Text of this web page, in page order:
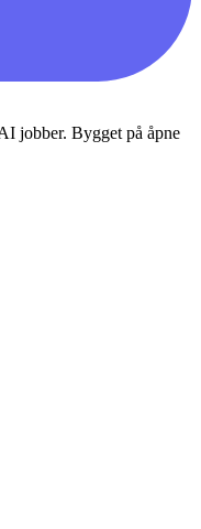
jobber. Bygget på åpne